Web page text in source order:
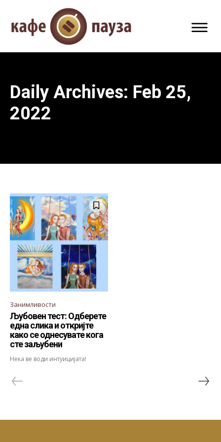
Daily Archives: Feb 25,
2022
Занимливости
Љубовен тест: Одберете
една слика и откријте
како се однесувате кога
сте заљубени
Нека ве води интуицијата!